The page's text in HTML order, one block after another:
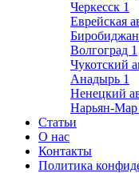
Черкесск 1
Еврейская
Биробиджан
Волгоград 1
Чукотский
Анадырь 1
Ненецкий
Нарьян-Мар
Статьи
О нас
Контакты
Политика